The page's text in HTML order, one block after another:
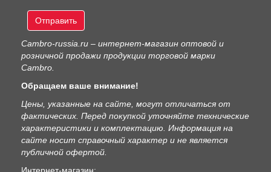
Отправить
Сambro-russia.ru – интернет-магазин оптовой и
розничной продажи продукции торговой марки
Cambro.
Обращаем ваше внимание!
Цены, указанные на сайте, могут отличаться от
фактических. Перед покупкой уточняйте технические
характеристики и комплектацию. Информация на
сайте носит справочный характер и не является
публичной офертой.